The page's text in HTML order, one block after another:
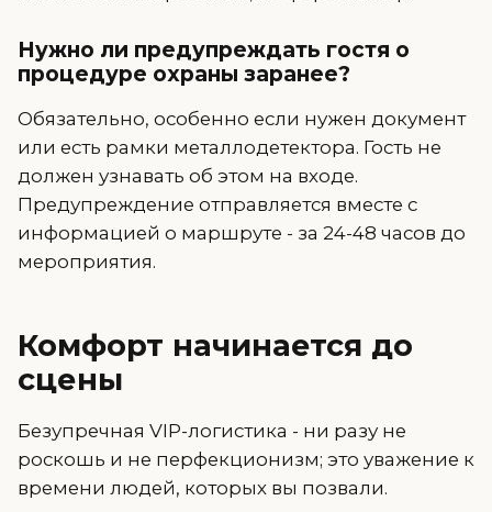
Нужно ли предупреждать гостя о
процедуре охраны заранее?
Обязательно, особенно если нужен документ
или есть рамки металлодетектора. Гость не
должен узнавать об этом на входе.
Предупреждение отправляется вместе с
информацией о маршруте - за 24-48 часов до
мероприятия.
Комфорт начинается до
сцены
Безупречная VIP-логистика - ни разу не
роскошь и не перфекционизм; это уважение к
времени людей, которых вы позвали.